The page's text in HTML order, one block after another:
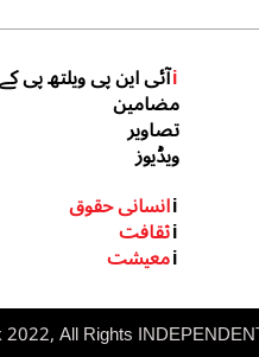
iآئی این پی ویلتھ پی کے
مضامین
تصاویر
ویڈیوز
iانسانی حقوق
iثقافت
iمعیشت
I